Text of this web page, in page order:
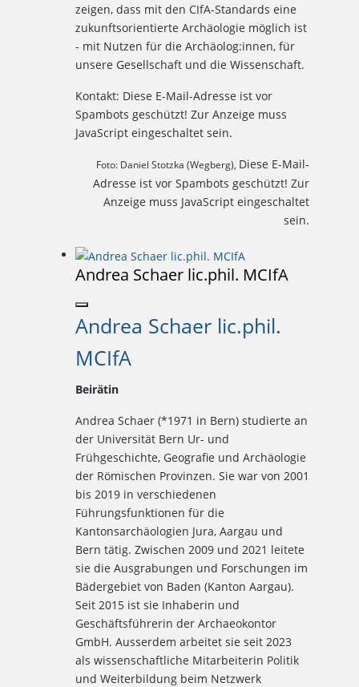
zeigen, dass mit den CIfA-Standards eine
zukunftsorientierte Archäologie möglich ist
- mit Nutzen für die Archäolog:innen, für
unsere Gesellschaft und die Wissenschaft.
Kontakt: Diese E-Mail-Adresse ist vor
Spambots geschützt! Zur Anzeige muss
JavaScript eingeschaltet sein.
Foto: Daniel Stotzka (Wegberg), Diese E-Mail-
Adresse ist vor Spambots geschützt! Zur
Anzeige muss JavaScript eingeschaltet
sein.
Andrea Schaer lic.phil. MCIfA
Andrea Schaer lic.phil.
MCIfA
Beirätin
Andrea Schaer (*1971 in Bern) studierte an
der Universität Bern Ur- und
Frühgeschichte, Geografie und Archäologie
der Römischen Provinzen. Sie war von 2001
bis 2019 in verschiedenen
Führungsfunktionen für die
Kantonsarchäologien Jura, Aargau und
Bern tätig. Zwischen 2009 und 2021 leitete
sie die Ausgrabungen und Forschungen im
Bädergebiet von Baden (Kanton Aargau).
Seit 2015 ist sie Inhaberin und
Geschäftsführerin der Archaeokontor
GmbH. Ausserdem arbeitet sie seit 2023
als wissenschaftliche Mitarbeiterin Politik
und Weiterbildung beim Netzwerk